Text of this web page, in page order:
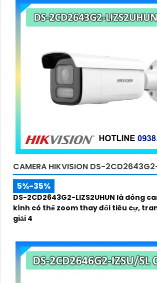
CAMERA HIKVISION DS-
5%-35%
DS-2CD2643G2-LIZS2UHUN là dòng
kính có thể zoom thay đổi tiêu cự,
giải 4